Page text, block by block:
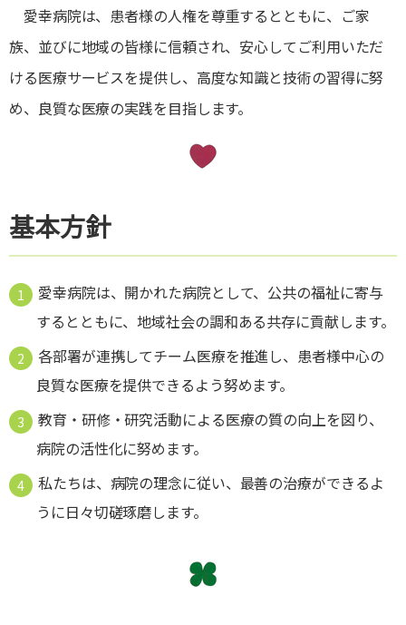
愛幸病院は、患者様の人権を尊重するとともに、ご家
族、並びに地域の皆様に信頼され、安心してご利用いただ
ける医療サービスを提供し、高度な知識と技術の習得に努
め、良質な医療の実践を目指します。
基本方針
愛幸病院は、開かれた病院として、公共の福祉に寄与
するとともに、地域社会の調和ある共存に貢献します。
各部署が連携してチーム医療を推進し、患者様中心の
良質な医療を提供できるよう努めます。
教育・研修・研究活動による医療の質の向上を図り、
病院の活性化に努めます。
私たちは、病院の理念に従い、最善の治療ができるよ
うに日々切磋琢磨します。